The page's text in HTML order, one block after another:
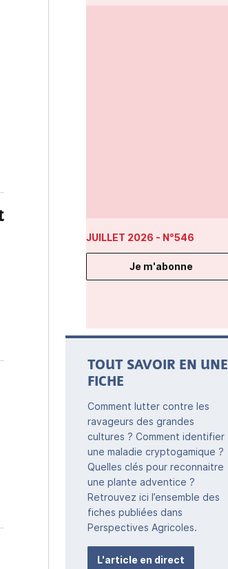
JUILLET 2026 - N°546
Je m'abonne
TOUT SAVOIR EN UNE
FICHE
Comment lutter contre les
ravageurs des grandes
cultures ? Comment identifier
une maladie cryptogamique ?
Quelles clés pour reconnaitre
une plante adventice ?
Retrouvez ici l’ensemble des
fiches publiées dans
Perspectives Agricoles.
L'article en direct